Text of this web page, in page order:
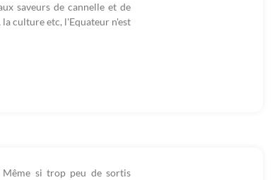
saveurs de cannelle et de
culture etc, l'Equateur n'est
Même si trop peu de sortis